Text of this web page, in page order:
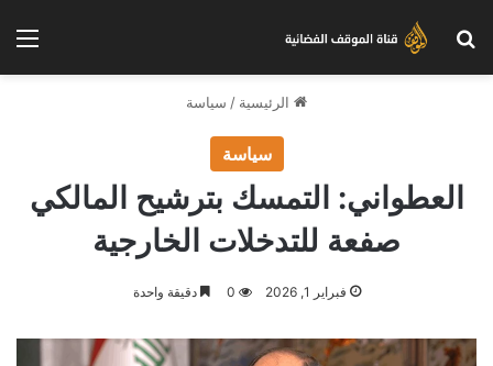
بحث عن
الرئيسية / سياسة
سياسة
العطواني: التمسك بترشيح المالكي
صفعة للتدخلات الخارجية
فبراير 1, 2026 0 دقيقة واحدة